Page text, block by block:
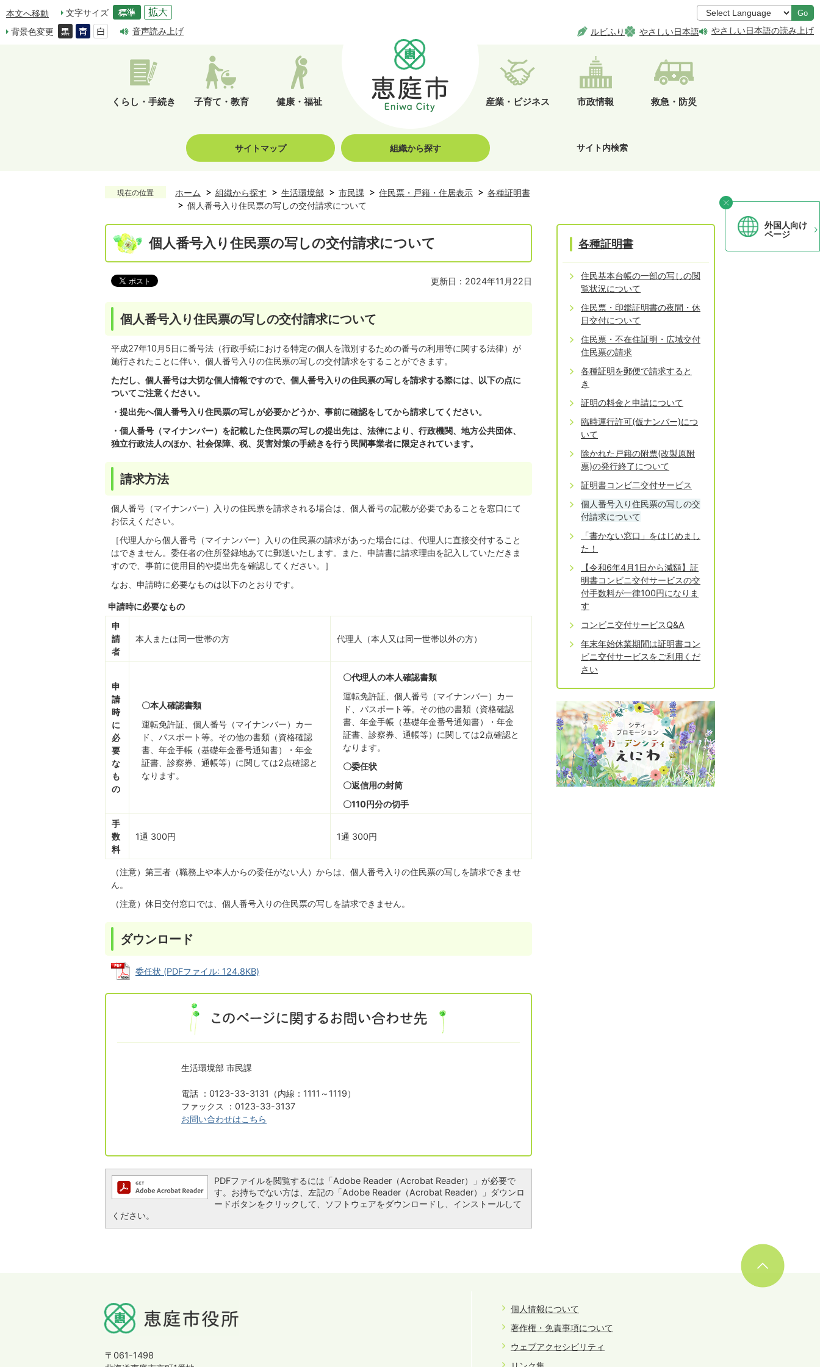
本文へ移動
文字サイズ
背景色変更
音声読み上げ
Go
ルビふり やさしい日本語 やさしい日本語の読み上げ
くらし・手続き 子育て・教育 健康・福祉 産業・ビジネス 市政情報 救急・防災
サイトマップ 組織から探す サイト内検索
外国人向け
ページ
現在の位置 ホーム 組織から探す 生活環境部 市民課 住民票・戸籍・住居表示
各種証明書
個人番号入り住民票の写しの交付請求について
個人番号入り住民票の写しの交付請求について
更新日：2024年11月22日
個人番号入り住民票の写しの交付請求について
平成27年10月5日に番号法（行政手続における特定の個人を識別するための番号の利用等に関する法律）が
施行されたことに伴い、個人番号入りの住民票の写しの交付請求をすることができます。
ただし、個人番号は大切な個人情報ですので、個人番号入りの住民票の写しを請求する際には、以下の点に
ついてご注意ください。
・提出先へ個人番号入り住民票の写しが必要かどうか、事前に確認をしてから請求してください。
・個人番号（マイナンバー）を記載した住民票の写しの提出先は、法律により、行政機関、地方公共団体、
独立行政法人のほか、社会保障、税、災害対策の手続きを行う民間事業者に限定されています。
請求方法
個人番号（マイナンバー）入りの住民票を請求される場合は、個人番号の記載が必要であることを窓口にて
お伝えください。
［代理人から個人番号（マイナンバー）入りの住民票の請求があった場合には、代理人に直接交付すること
はできません。委任者の住所登録地あてに郵送いたします。また、申請書に請求理由を記入していただきま
すので、事前に使用目的や提出先を確認してください。］
なお、申請時に必要なものは以下のとおりです。
申請時に必要なもの
申
請
者
本人または同一世帯の方 代理人（本人又は同一世帯以外の方）
申
請
時
に
必
要
な
も
の
〇本人確認書類
運転免許証、個人番号（マイナンバー）カー
ド、パスポート等。その他の書類（資格確認
書、年金手帳（基礎年金番号通知書）・年金
証書、診察券、通帳等）に関しては2点確認と
なります。
〇代理人の本人確認書類
運転免許証、個人番号（マイナンバー）カー
ド、パスポート等。その他の書類（資格確認
書、年金手帳（基礎年金番号通知書）・年金
証書、診察券、通帳等）に関しては2点確認と
なります。
〇委任状
〇返信用の封筒
〇110円分の切手
手
数
料
1通 300円 1通 300円
（注意）第三者（職務上や本人からの委任がない人）からは、個人番号入りの住民票の写しを請求できませ
ん。
（注意）休日交付窓口では、個人番号入りの住民票の写しを請求できません。
ダウンロード
委任状 (PDFファイル: 124.8KB)
生活環境部 市民課
電話 ：0123-33-3131（内線：1111～1119）
ファックス ：0123-33-3137
お問い合わせはこちら
PDFファイルを閲覧するには「Adobe Reader（Acrobat Reader）」が必要で
す。お持ちでない方は、左記の「Adobe Reader（Acrobat Reader）」ダウンロ
ードボタンをクリックして、ソフトウェアをダウンロードし、インストールして
ください。
各種証明書
住民基本台帳の一部の写しの閲
覧状況について
住民票・印鑑証明書の夜間・休
日交付について
住民票・不在住証明・広域交付
住民票の請求
各種証明を郵便で請求すると
き
証明の料金と申請について
臨時運行許可(仮ナンバー)につ
いて
除かれた戸籍の附票(改製原附
票)の発行終了について
証明書コンビ二交付サービス
個人番号入り住民票の写しの交
付請求について
「書かない窓口」をはじめまし
た！
【令和6年4月1日から減額】証
明書コンビニ交付サービスの交
付手数料が一律100円になりま
す
コンビニ交付サービスQ&A
年末年始休業期間は証明書コン
ビニ交付サービスをご利用くだ
さい
〒061-1498
個人情報について
著作権・免責事項について
ウェブアクセシビリティ